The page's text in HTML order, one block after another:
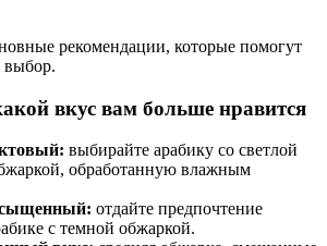
рекомендации, которые помогут
выбор.
вкус вам больше нравится
выбирайте арабику со светлой
обработанную влажным
отдайте предпочтение
с темной обжаркой.